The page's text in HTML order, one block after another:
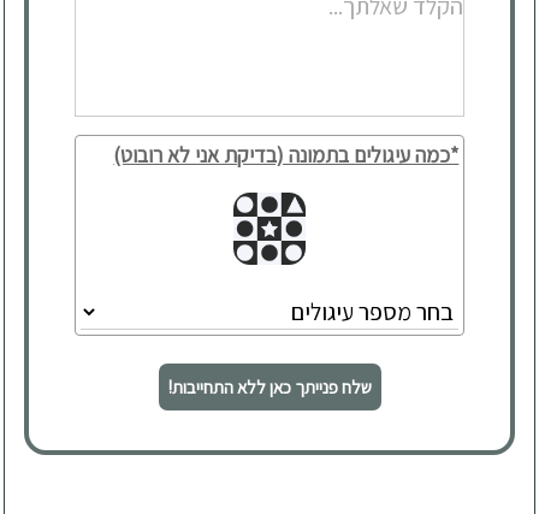
*כמה עיגולים בתמונה (בדיקת אני לא רובוט)
שלח פנייתך כאן ללא התחייבות!